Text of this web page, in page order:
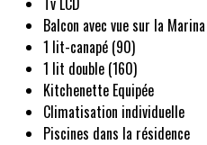
Balcon avec vue sur la Marina
1 lit-canapé (90)
1 lit double (160)
Kitchenette Equipée
Climatisation individuelle
Piscines dans la résidence